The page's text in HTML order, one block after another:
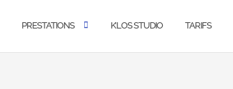
PRESTATIONS K’LOS STUDIO TARIFS